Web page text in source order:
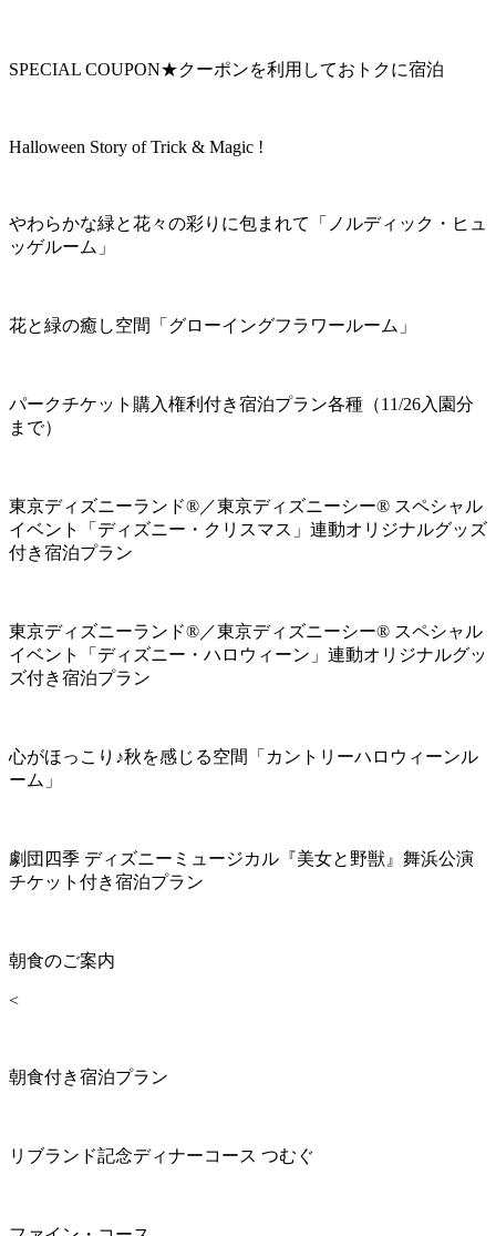
SPECIAL COUPON★クーポンを利用しておトクに宿泊
Halloween Story of Trick & Magic !
やわらかな緑と花々の彩りに包まれて「ノルディック・ヒュ
ッゲルーム」
花と緑の癒し空間「グローイングフラワールーム」
パークチケット購入権利付き宿泊プラン各種（11/26入園分
まで）
東京ディズニーランド®／東京ディズニーシー® スペシャル
イベント「ディズニー・クリスマス」連動オリジナルグッズ
付き宿泊プラン
東京ディズニーランド®／東京ディズニーシー® スペシャル
イベント「ディズニー・ハロウィーン」連動オリジナルグッ
ズ付き宿泊プラン
心がほっこり♪秋を感じる空間「カントリーハロウィーンル
ーム」
劇団四季 ディズニーミュージカル『美女と野獣』舞浜公演
チケット付き宿泊プラン
朝食のご案内
<
朝食付き宿泊プラン
リブランド記念ディナーコース つむぐ